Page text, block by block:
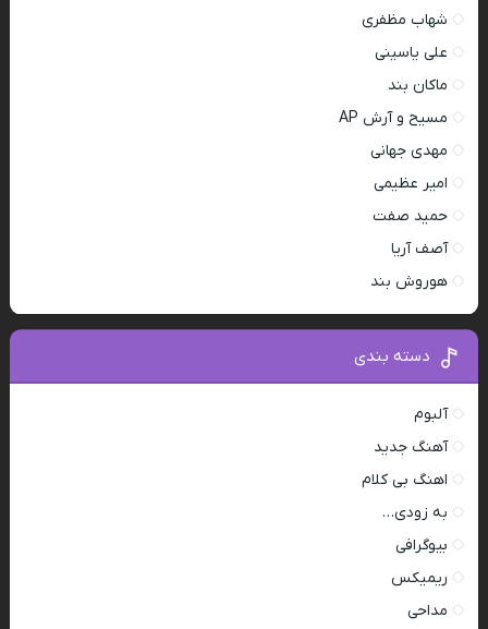
شهاب مظفری
علی یاسینی
ماکان بند
مسیح و آرش AP
مهدی جهانی
امیر عظیمی
حمید صفت
آصف آریا
هوروش بند
دسته بندی
آلبوم
آهنگ جدید
اهنگ بی کلام
به زودی…
بیوگرافی
ریمیکس
مداحی